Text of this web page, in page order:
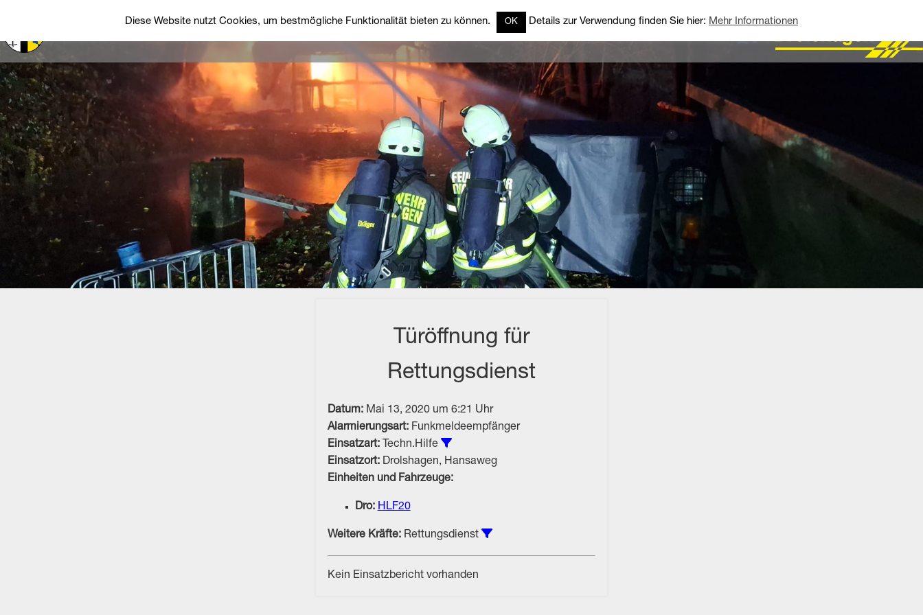
Startseite Über uns Einsätze Fahrzeuge
Türöffnung für
Rettungsdienst
Datum:Mai 13, 2020 um 6:21 Uhr
Alarmierungsart:Funkmeldeempfänger
Einsatzart:Techn.Hilfe
Alle Einsätze vom Typ Techn.Hilfe anzeigen
Einsatzort:Drolshagen, Hansaweg
Einheiten und Fahrzeuge:
Dro: HLF20
Weitere Kräfte:Rettungsdienst Einsätze unter Beteiligung von Rettungsdienst anzeigen
Kein Einsatzbericht vorhanden
Diese Website nutzt Cookies, um bestmögliche Funktionalität bieten zu können. OK Details zur Verwendung finden Sie hier: Mehr Informationen